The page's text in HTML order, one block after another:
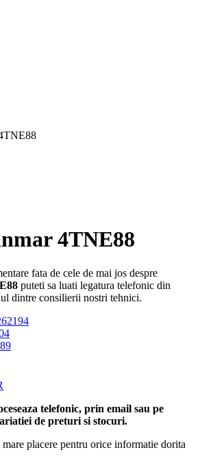
4TNE88
fata de cele de mai jos despre
puteti sa luati legatura telefonic din
dintre consilierii nostri tehnici.
telefonic, prin email sau pe
de preturi si stocuri.
placere pentru orice informatie dorita